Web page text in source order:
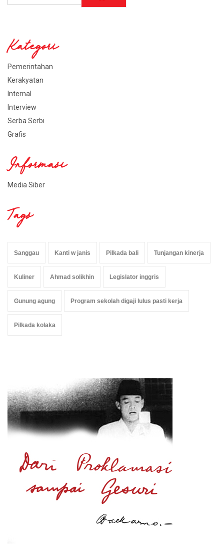
Kategori
Pemerintahan
Kerakyatan
Internal
Interview
Serba Serbi
Grafis
Informasi
Media Siber
Tags
Sanggau Kanti w janis Pilkada bali Tunjangan kinerja
Kuliner Ahmad solikhin Legislator inggris
Gunung agung Program sekolah digaji lulus pasti kerja
Pilkada kolaka